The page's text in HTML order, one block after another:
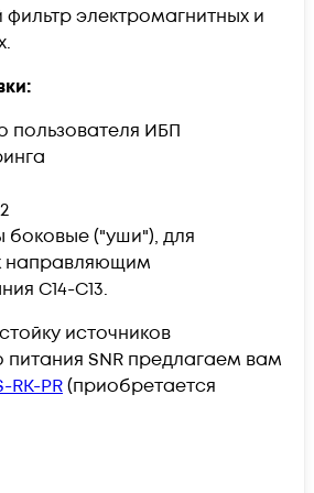
электромагнитных и
пользователя ИБП
боковые ("уши"), для
направляющим
С14-С13.
источников
SNR предлагаем вам
RK-PR(приобретается